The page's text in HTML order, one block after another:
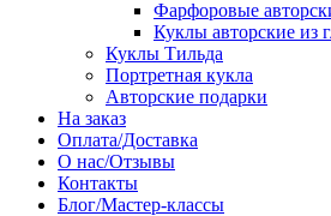
Фарфоровые
Куклы авторские из
Куклы Тильда
Портретная кукла
Авторские подарки
На заказ
Оплата/Доставка
О нас/Отзывы
Контакты
Блог/Мастер-классы